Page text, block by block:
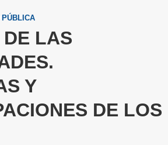
PÚBLICA
LAS
Y
DE LOS